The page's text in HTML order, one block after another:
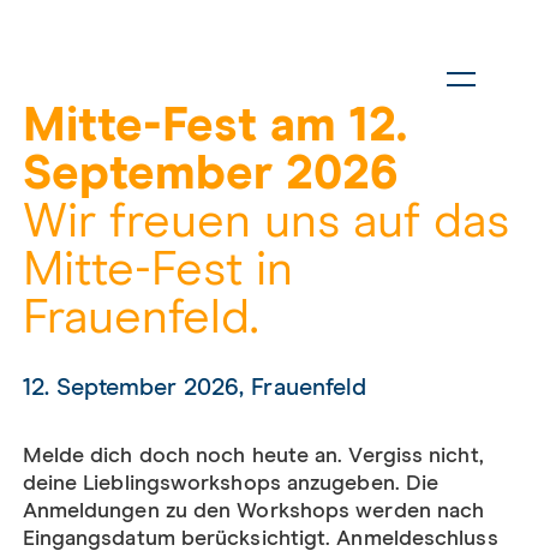
Mitte-Fest am 12.
September 2026
Wir freuen uns auf das
Mitte-Fest in
Frauenfeld.
12. September 2026, Frauenfeld
Melde dich doch noch heute an. Vergiss nicht,
deine Lieblingsworkshops anzugeben. Die
Anmeldungen zu den Workshops werden nach
Eingangsdatum berücksichtigt. Anmeldeschluss